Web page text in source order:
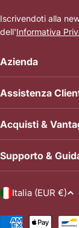
Azienda
Assistenza
Acquisti &
Supporto &
Iscrivendoti alla
dell'Informativa
P
Italia (EUR €)
Metodi